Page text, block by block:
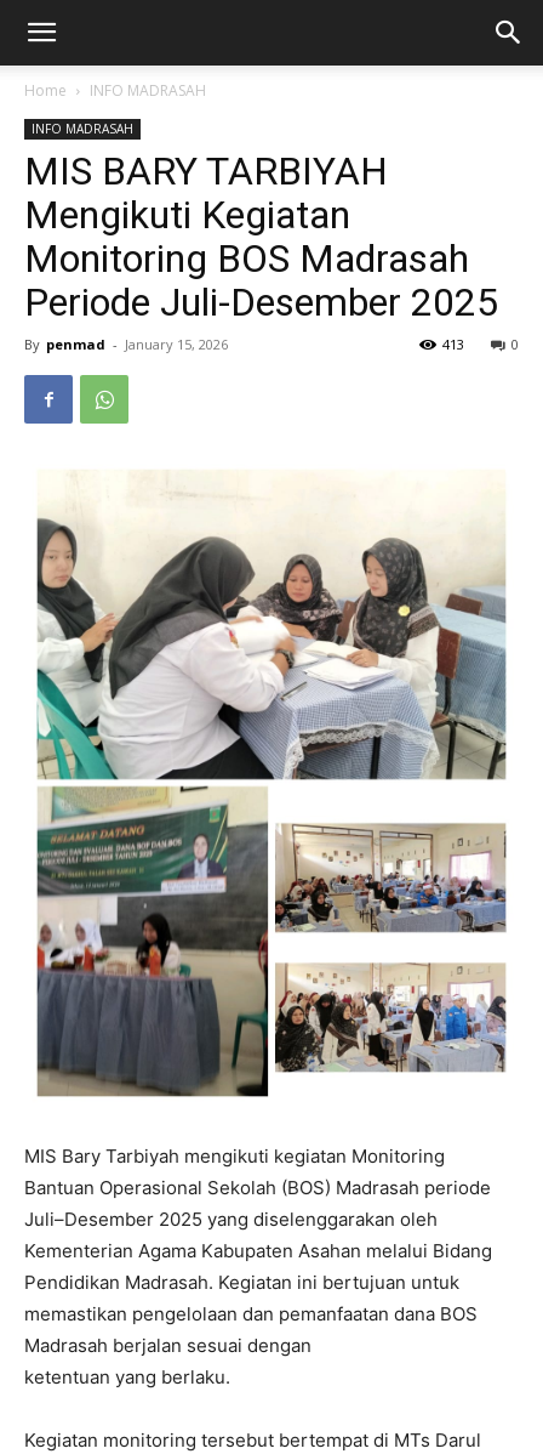
Home INFO MADRASAH
INFO MADRASAH
MIS BARY TARBIYAH
Mengikuti Kegiatan
Monitoring BOS Madrasah
Periode Juli-Desember 2025
By penmad - January 15, 2026 0
413
MIS Bary Tarbiyah mengikuti kegiatan Monitoring
Bantuan Operasional Sekolah (BOS) Madrasah periode
Juli–Desember 2025 yang diselenggarakan oleh
Kementerian Agama Kabupaten Asahan melalui Bidang
Pendidikan Madrasah. Kegiatan ini bertujuan untuk
memastikan pengelolaan dan pemanfaatan dana BOS
Madrasah berjalan sesuai dengan
ketentuan yang berlaku.
Kegiatan monitoring tersebut bertempat di MTs Darul